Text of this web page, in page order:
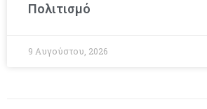
Πολιτισμό
9 Αυγούστου, 2026